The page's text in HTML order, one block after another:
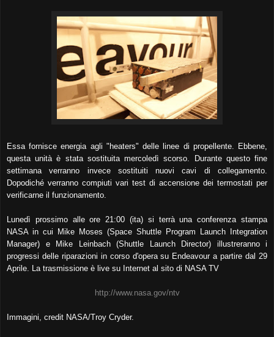
Essa fornisce energia agli "heaters" delle linee di propellente. Ebbene,
questa unità è stata sostituita mercoledì scorso. Durante questo fine
settimana verranno invece sostituiti nuovi cavi di collegamento.
Dopodiché verranno compiuti vari test di accensione dei termostati per
verificarne il funzionamento.
Lunedì prossimo alle ore 21:00 (ita) si terrà una conferenza stampa
NASA in cui Mike Moses (Space Shuttle Program Launch Integration
Manager) e Mike Leinbach (Shuttle Launch Director) illustreranno i
progressi delle riparazioni in corso d'opera su Endeavour a partire dal 29
Aprile. La trasmissione è live su Internet al sito di NASA TV
http://www.nasa.gov/ntv
Immagini, credit NASA/Troy Cryder.